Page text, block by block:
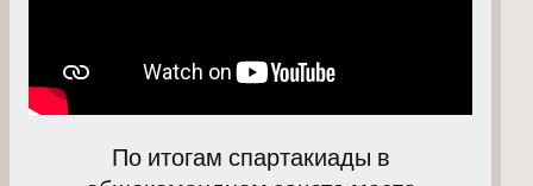
По итогам спартакиады в